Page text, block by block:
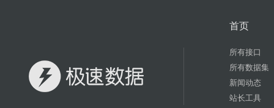
首页
所有接口
所有数据集
新闻动态
站长工具